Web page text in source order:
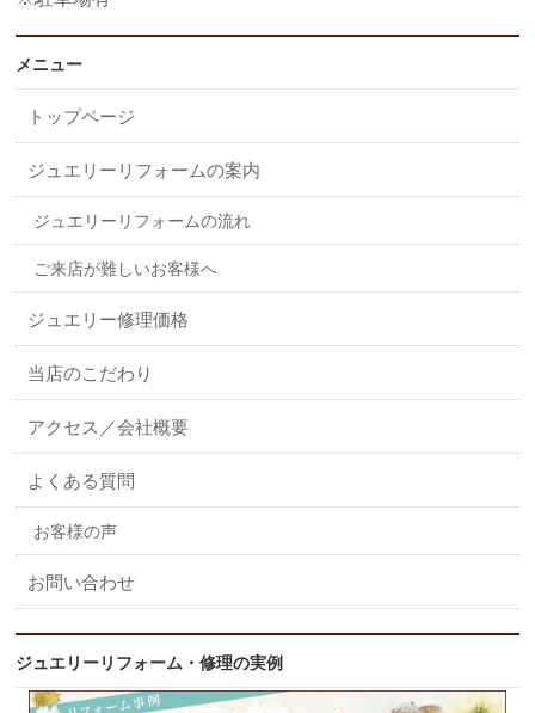
メニュー
トップページ
ジュエリーリフォームの案内
ジュエリーリフォームの流れ
ご来店が難しいお客様へ
ジュエリー修理価格
当店のこだわり
アクセス／会社概要
よくある質問
お客様の声
お問い合わせ
ジュエリーリフォーム・修理の実例